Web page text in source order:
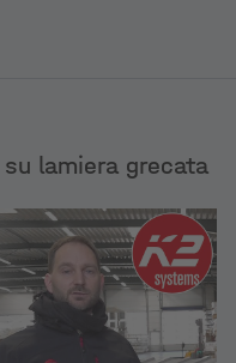
lamiera grecata